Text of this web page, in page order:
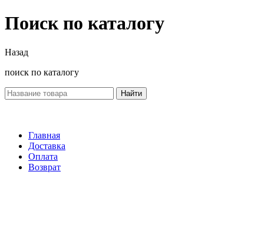
Поиск по каталогу
Назад
поиск по каталогу
Найти
Главная
Доставка
Оплата
Возврат